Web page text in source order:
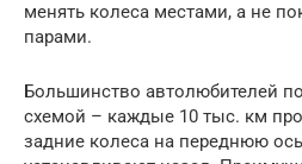
менять колеса местами, а не
парами.
Большинство автолюбителей
схемой – каждые 10 тыс. км
задние колеса на переднюю